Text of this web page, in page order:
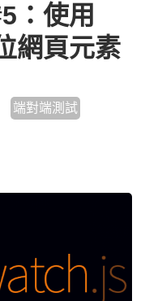
：使用
網頁元素
端對端測試